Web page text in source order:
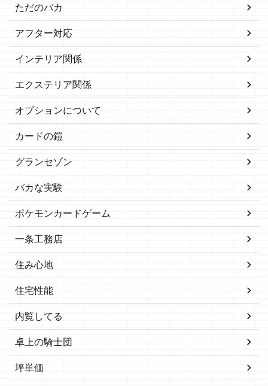
ただのバカ
アフター対応
インテリア関係
エクステリア関係
オプションについて
カードの鎧
グランセゾン
バカな実験
ポケモンカードゲーム
一条工務店
住み心地
住宅性能
内覧してる
卓上の騎士団
坪単価